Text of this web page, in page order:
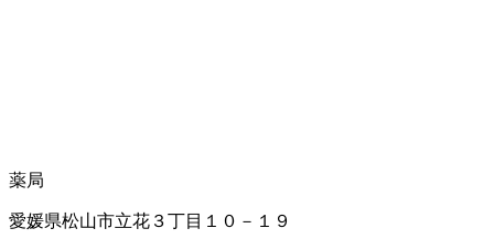
薬局
愛媛県松山市立花３丁目１０－１９